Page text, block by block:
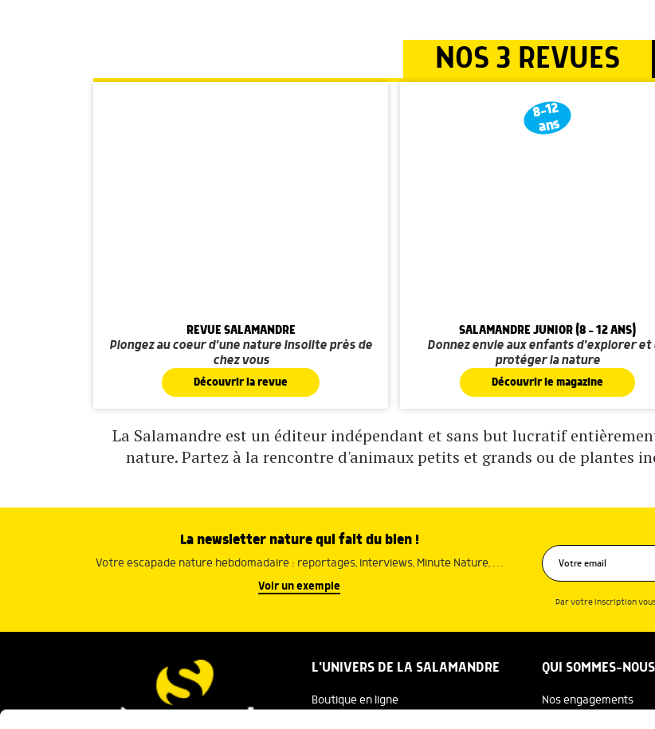
NOS 3 REVUES
REVUE SALAMANDRE
Plongez au coeur d'une nature insolite près de
chez vous
Découvrir la revue
8-12
ans
SALAMANDRE JUNIOR (8 - 12 ANS)
Donnez envie aux enfants d'explorer et
protéger la nature
Découvrir le magazine
La Salamandre est un éditeur indépendant et sans but lucratif
nature. Partez à la rencontre d'animaux petits et grands ou de plantes
La newsletter nature qui fait du bien !
Votre escapade nature hebdomadaire : reportages, interviews, Minute Nature, …
Voir un exemple
Par votre inscription
L'UNIVERS DE LA SALAMANDRE
Boutique en ligne
QUI SOMMES-
Nos engagements